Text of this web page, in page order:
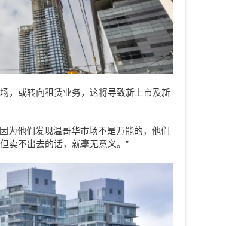
，或转向租赁业务，这将导致新上市及新
为他们发现温哥华市场不是万能的，他们
卖不出去的话，就毫无意义。”